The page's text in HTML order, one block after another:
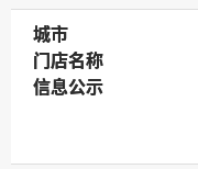
城市
城市
门店名称
门店名称
信息公示
信息公示